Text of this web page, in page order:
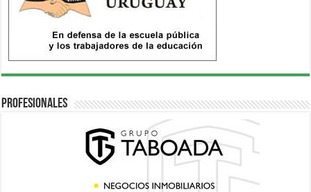
Profesionales